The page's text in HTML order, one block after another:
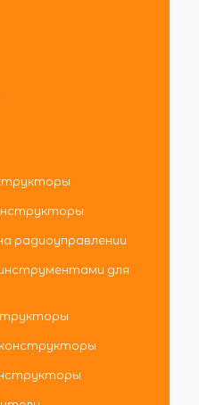
радиоуправлении
для